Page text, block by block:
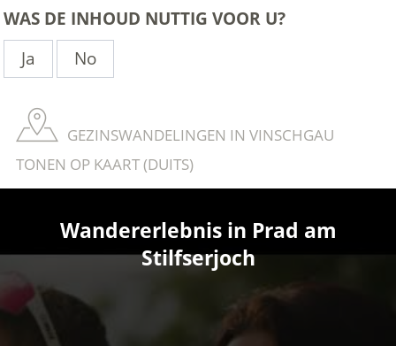
WAS DE INHOUD NUTTIG VOOR U?
Ja
No
GEZINSWANDELINGEN IN VINSCHGAU
TONEN OP KAART (DUITS)
Wandererlebnis in Prad am
Stilfserjoch